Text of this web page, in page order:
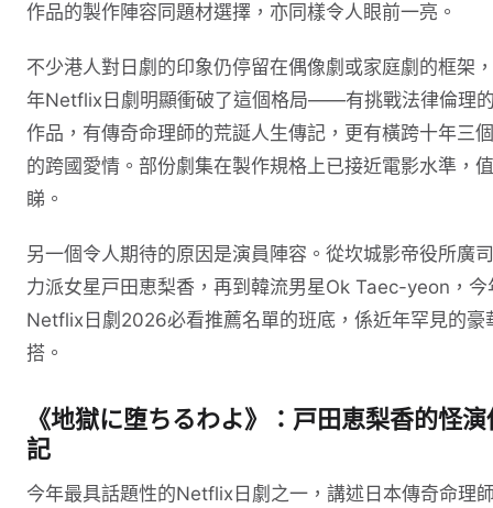
作品的製作陣容同題材選擇，亦同樣令人眼前一亮。
不少港人對日劇的印象仍停留在偶像劇或家庭劇的框架
年Netflix日劇明顯衝破了這個格局——有挑戰法律倫理
作品，有傳奇命理師的荒誕人生傳記，更有橫跨十年三
的跨國愛情。部份劇集在製作規格上已接近電影水準，
睇。
另一個令人期待的原因是演員陣容。從坎城影帝役所廣
力派女星戸田恵梨香，再到韓流男星Ok Taec-yeon，今
Netflix日劇2026必看推薦名單的班底，係近年罕見的豪
搭。
《地獄に堕ちるわよ》：戸田恵梨香的怪演
記
今年最具話題性的Netflix日劇之一，講述日本傳奇命理